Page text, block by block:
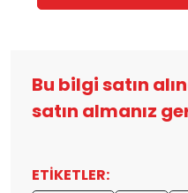
Bu bilgi satın
satın almanız
ETİKETLER: